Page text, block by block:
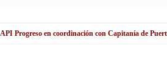
API Progreso en coordinación con Capitanía de